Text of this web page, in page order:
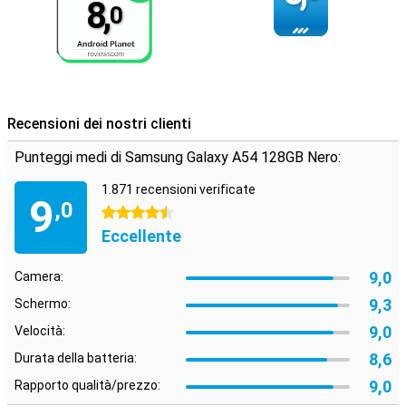
8,0
Recensioni dei nostri clienti
Punteggi medi di Samsung Galaxy A54 128GB Nero:
9,0
1.871 recensioni verificate
4.5 stelle
Eccellente
Camera: 9,0
Schermo: 9,3
Velocità: 9,0
Durata della batteria: 8,6
Rapporto qualità/prezzo: 9,0